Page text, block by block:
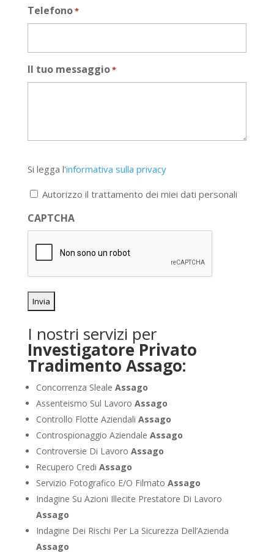
Telefono*
Il tuo messaggio*
legga
l'informativa
privacy
*
Si legga l'informativa sulla privacy
Autorizzo il trattamento dei miei dati personali
CAPTCHA
I nostri servizi per
Investigatore Privato
Tradimento Assago:
Concorrenza Sleale Assago
Assenteismo Sul Lavoro Assago
Controllo Flotte Aziendali Assago
Controspionaggio Aziendale Assago
Controversie Di Lavoro Assago
Recupero Credi Assago
Servizio Fotografico E/O Filmato Assago
Indagine Su Azioni Illecite Prestatore Di Lavoro
Assago
Indagine Dei Rischi Per La Sicurezza Dell’Azienda
Assago